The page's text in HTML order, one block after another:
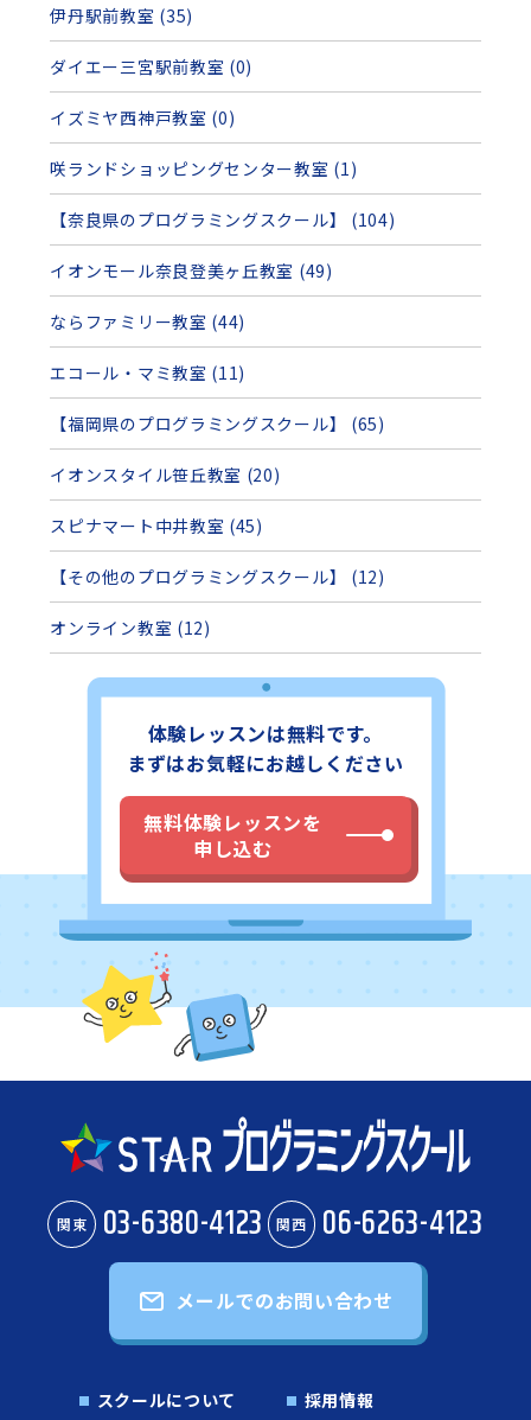
伊丹駅前教室 (35)
ダイエー三宮駅前教室 (0)
イズミヤ西神戸教室 (0)
咲ランドショッピングセンター教室 (1)
【奈良県のプログラミングスクール】 (104)
イオンモール奈良登美ヶ丘教室 (49)
ならファミリー教室 (44)
エコール・マミ教室 (11)
【福岡県のプログラミングスクール】 (65)
イオンスタイル笹丘教室 (20)
スピナマート中井教室 (45)
【その他のプログラミングスクール】 (12)
オンライン教室 (12)
体験レッスンは無料です。
まずはお気軽にお越しください
無料体験レッスンを
申し込む
関東 03-6380-4123 関西 06-6263-4123
メールでのお問い合わせ
スクールについて 採用情報